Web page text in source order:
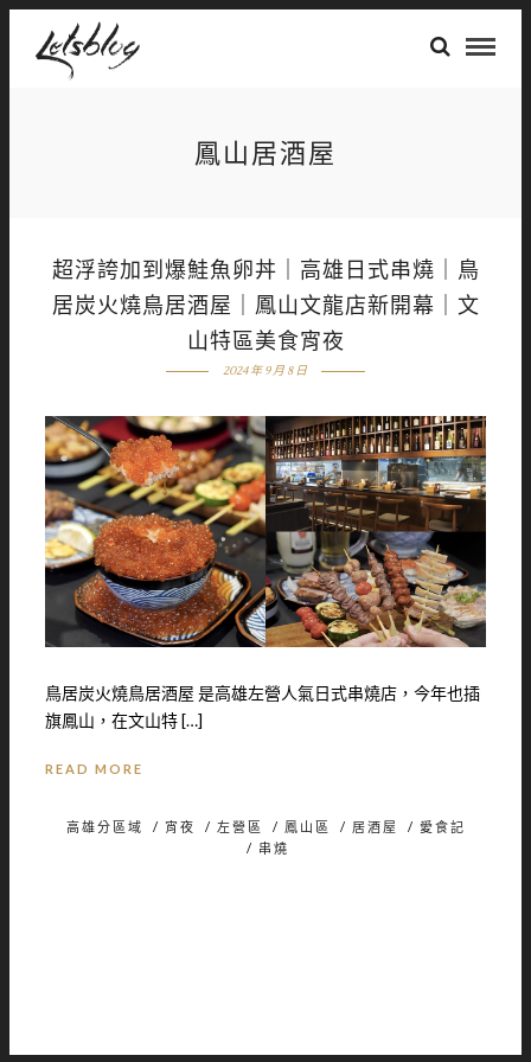
鳳山居酒屋
超浮誇加到爆鮭魚卵丼｜高雄日式串燒｜鳥
居炭火燒鳥居酒屋｜鳳山文龍店新開幕｜文
山特區美食宵夜
2024 年 9 月 8 日
鳥居炭火燒鳥居酒屋 是高雄左營人氣日式串燒店，今年也插
旗鳳山，在文山特 […]
READ MORE
高雄分區域 / 宵夜 / 左營區 / 鳳山區 / 居酒屋 / 愛食記
/ 串燒